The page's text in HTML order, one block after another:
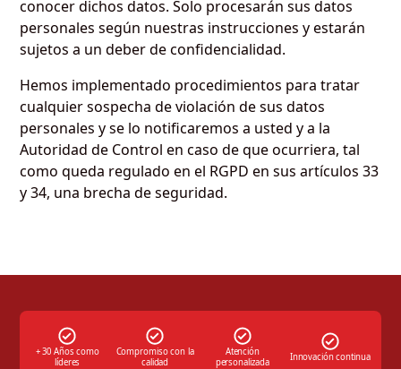
conocer dichos datos. Solo procesarán sus datos
personales según nuestras instrucciones y estarán
sujetos a un deber de confidencialidad.
Hemos implementado procedimientos para tratar
cualquier sospecha de violación de sus datos
personales y se lo notificaremos a usted y a la
Autoridad de Control en caso de que ocurriera, tal
como queda regulado en el RGPD en sus artículos 33
y 34, una brecha de seguridad.
+ 30 Años como
líderes
Compromiso con la
calidad
Atención
personalizada
Innovación continua